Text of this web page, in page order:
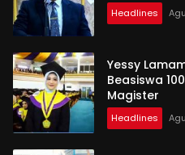
Headlines
Yessy
Beasiswa
Magister
Headlines